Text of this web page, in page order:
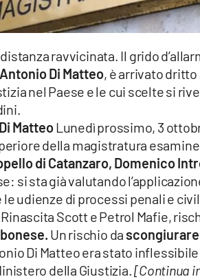
distanza ravvicinata. Il grido
Di Matteo, è arrivato
nel Paese e le cui scelte si
MatteoLunedì prossimo, 3
della magistratura
di Catanzaro, Domenico
si sta già valutando
udienze di processi penali e
Scott e Petrol Mafie,
Un rischio da
Di Matteo era stato
della Giustizia.[Continua